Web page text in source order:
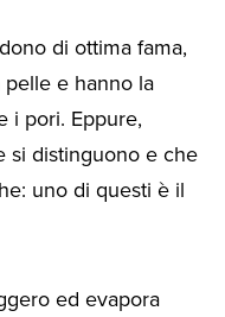
di ottima fama,
e hanno la
i pori. Eppure,
si distinguono e che
uno di questi è il
ed evapora